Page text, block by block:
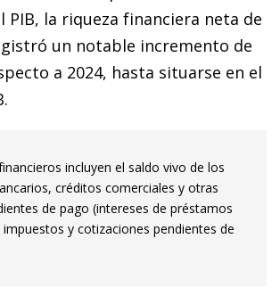
PIB, la riqueza financiera neta de
un notable incremento de
a 2024, hasta situarse en el
incluyen el saldo vivo de los
créditos comerciales y otras
de pago (intereses de préstamos
y cotizaciones pendientes de